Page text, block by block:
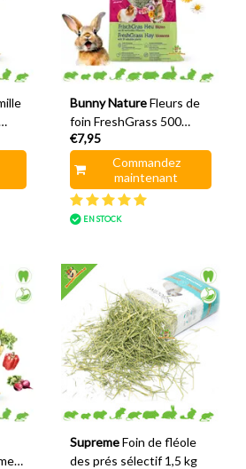
Bunny Nature Fleurs de
foin FreshGrass 500
grammes
€7,95
Commandez
maintenant
EN STOCK
Supreme Foin de fléole
des prés sélectif 1,5 kg